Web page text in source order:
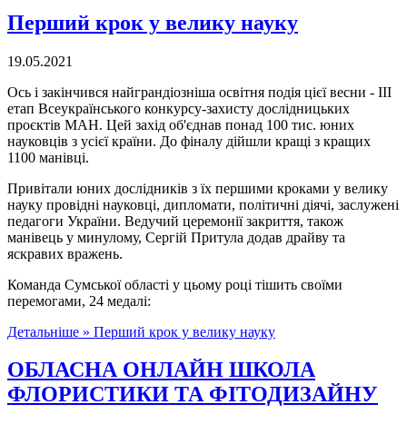
Перший крок у велику науку
19.05.2021
Ось і закінчився найграндіозніша освітня подія цієї весни - ІІІ
етап Всеукраїнського конкурсу-захисту дослідницьких
проєктів МАН. Цей захід об'єднав понад 100 тис. юних
науковців з усієї країни. До фіналу дійшли кращі з кращих
1100 манівці.
Привітали юних дослідників з їх першими кроками у велику
науку провідні науковці, дипломати, політичні діячі, заслужені
педагоги України. Ведучий церемонії закриття, також
манівець у минулому, Сергій Притула додав драйву та
яскравих вражень.
Команда Сумської області у цьому році тішить своїми
перемогами, 24 медалі:
Детальніше » Перший крок у велику науку
ОБЛАСНА ОНЛАЙН ШКОЛА
ФЛОРИСТИКИ ТА ФІТОДИЗАЙНУ